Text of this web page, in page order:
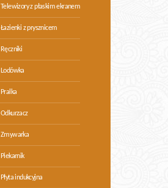
Telewizory z płaskim ekranem
Łazienki z prysznicem
Ręczniki
Lodówka
Pralka
Odkurzacz
Zmywarka
Piekarnik
Płyta indukcyjna